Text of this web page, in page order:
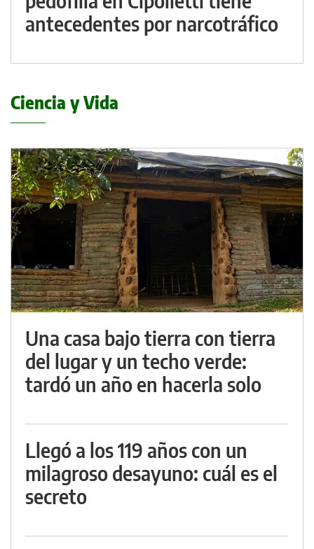
antecedentes por narcotráfico
Ciencia y Vida
Una casa bajo tierra con tierra
del lugar y un techo verde:
tardó un año en hacerla solo
Llegó a los 119 años con un
milagroso desayuno: cuál es el
secreto